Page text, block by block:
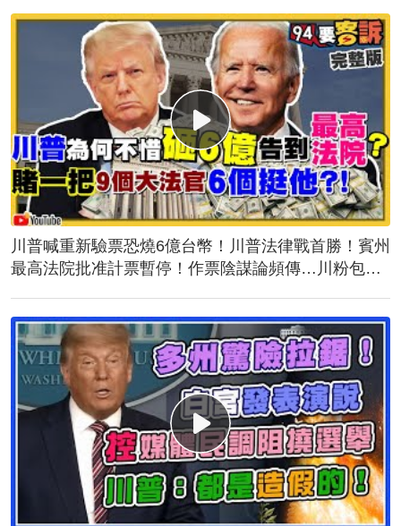
川普喊重新驗票恐燒6億台幣！川普法律戰首勝！賓州
最高法院批准計票暫停！作票陰謀論頻傳…川粉包圍